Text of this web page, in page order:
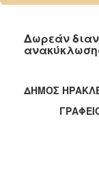
2024
2022
2020
2019
Δωρεάν
ΔΗΜΟΣ
ΓΡΑΦΕΙΟ